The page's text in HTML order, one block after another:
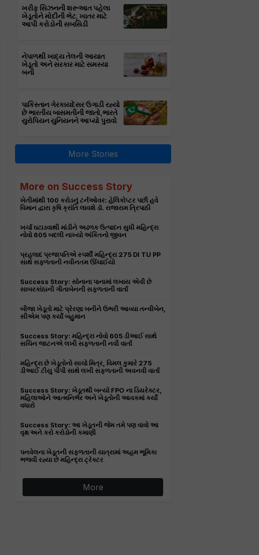
ખરીફ સિઝનની શરૂઆત પહેલા
ખેડૂતોને મોદીની ભેટ, ખાતર માટે
આપી કરોડોની સબસિડી
નેપાળથી ખાદ્ય તેલની આયાત
ખેડૂતો અને સરકાર માટે સમસ્યા
બની
પાકિસ્તાન ગેરકાયદેસર ઉગાડી રહ્યો
છે ભારતીય બાસમતીની જાતો,ભારતે
યુરોપિયન યુનિયનને આપ્યો પુરાવો
More Stories
More on Success Story
ખેતીમાંથી 100 કરોડનું ટર્નઓવર: હેલિકોપ્ટર પછી હવે
વિમાન દ્વારા કૃષિ ક્રાંતિ લાવશે ડૉ. રાજારામ ત્રિપાઠી
ખર્ચા ઘટાડવાથી માંડીને અઢળક ઉત્પાદન સુધી મહિન્દ્રા
નોવો 605 બદલી નાખ્યો અંકિતનો જીવન
પ્રહલાદ પ્રજાપતિએ સ્પર્શી મહિન્દ્રા 275 DI TU PP
સાથે સફળતાની નવીનતમ ઊંચાઈયો
Success Story: સોનાના પાનામાં લખાય એવી છે
સાબરકાંઠાની ગીતાબેનની સફળતાની વાર્તા
બીજા ખેડૂતો માટે પ્રેરણા બનીને ઉભરી આવ્યા તન્વીબેન,
સીએમ પણ કર્યો બહુમાન
Success Story: મહિન્દ્રા નોવો 605 ડીઆઈ સાથે
સચિન જાટનએ લખી સફળતાની નવી વાર્તા
મહિન્દ્રા છે ખેડૂતોનો સાચો મિત્ર, વિમલ કુમારે 275
ડીઆઈ ટીયુ પીપી સાથે લખી સફળતાની અવનવી વાર્તા
Success Story: ખેડૂતથી બન્યો FPO ના ડિયરેક્ટર,
મહિલાઓને આત્મનિર્ભર અને ખેડૂતોની આવકમાં કર્યો
વધારો
Success Story: આ ખેડૂતની જેમ તમે પણ વાવો આ
વૃક્ષ અને કરો કરોડોની કમાણી
પનવેલના ખેડૂતની સફળતાની યાત્રામાં અહમ ભૂમિકા
ભજવી રહ્યા છે મહિન્દ્રા ટ્રેક્ટર
More